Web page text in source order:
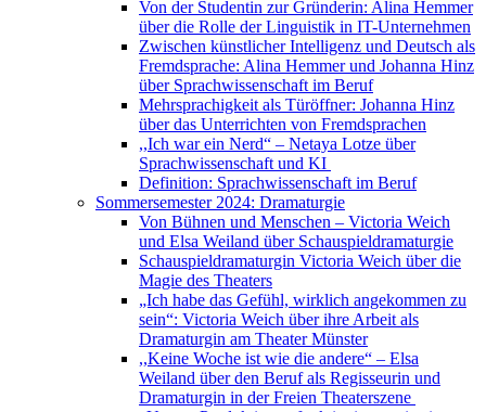
Von der Studentin zur Gründerin: Alina Hemmer
über die Rolle der Linguistik in IT-Unternehmen
Zwischen künstlicher Intelligenz und Deutsch als
Fremdsprache: Alina Hemmer und Johanna Hinz
über Sprachwissenschaft im Beruf
Mehrsprachigkeit als Türöffner: Johanna Hinz
über das Unterrichten von Fremdsprachen
,,Ich war ein Nerd“ – Netaya Lotze über
Sprachwissenschaft und KI
Definition: Sprachwissenschaft im Beruf
Sommersemester 2024: Dramaturgie
Von Bühnen und Menschen – Victoria Weich
und Elsa Weiland über Schauspieldramaturgie
Schauspieldramaturgin Victoria Weich über die
Magie des Theaters
„Ich habe das Gefühl, wirklich angekommen zu
sein“: Victoria Weich über ihre Arbeit als
Dramaturgin am Theater Münster
,,Keine Woche ist wie die andere“ – Elsa
Weiland über den Beruf als Regisseurin und
Dramaturgin in der Freien Theaterszene